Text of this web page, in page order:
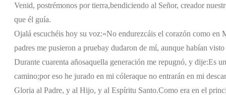
Venid, postrémonos por tierra,bendiciendo al Señor, creador
que él guía.
Ojalá escuchéis hoy su voz:«No endurezcáis el corazón como en
padres me pusieron a pruebay dudaron de mí, aunque habían visto
Durante cuarenta añosaquella generación me repugnó, y dije:Es
camino;por eso he jurado en mi cóleraque no entrarán en mi
Gloria al Padre, y al Hijo, y al Espíritu Santo.Como era en el